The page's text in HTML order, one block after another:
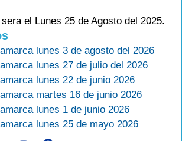
el Lunes 25 de Agosto del 2025.
lunes 3 de agosto del 2026
lunes 27 de julio del 2026
lunes 22 de junio 2026
martes 16 de junio 2026
lunes 1 de junio 2026
lunes 25 de mayo 2026